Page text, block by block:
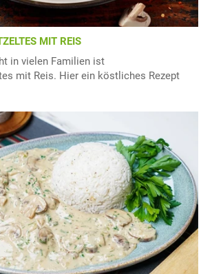
MIT REIS
in vielen Familien ist
mit Reis. Hier ein köstliches Rezept